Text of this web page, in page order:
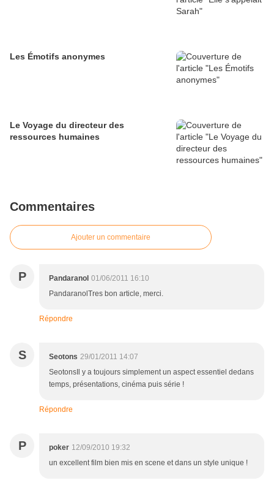
Les Émotifs anonymes
Le Voyage du directeur des
ressources humaines
Commentaires
Ajouter un commentaire
P Pandaranol 01/06/2011 16:10
PandaranolTres bon article, merci.
Répondre
S Seotons 29/01/2011 14:07
SeotonsIl y a toujours simplement un aspect essentiel dedans
temps, présentations, cinéma puis série !
Répondre
P poker 12/09/2010 19:32
un excellent film bien mis en scene et dans un style unique !